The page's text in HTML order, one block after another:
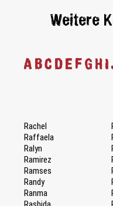
Weitere
A BC D E F G H I
Rachel
Raffaela
Ralyn
Ramirez
Ramses
Randy
Ranma